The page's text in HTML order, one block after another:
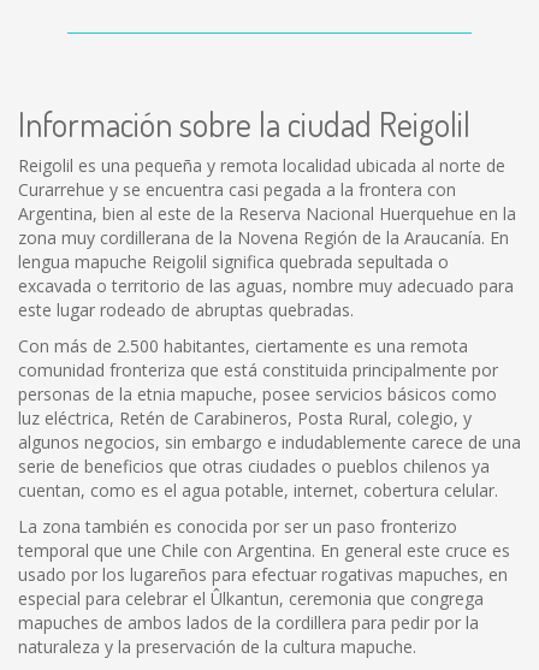
Información sobre la ciudad Reigolil
Reigolil es una pequeña y remota localidad ubicada al norte de
Curarrehue y se encuentra casi pegada a la frontera con
Argentina, bien al este de la Reserva Nacional Huerquehue en la
zona muy cordillerana de la Novena Región de la Araucanía. En
lengua mapuche Reigolil significa quebrada sepultada o
excavada o territorio de las aguas, nombre muy adecuado para
este lugar rodeado de abruptas quebradas.
Con más de 2.500 habitantes, ciertamente es una remota
comunidad fronteriza que está constituida principalmente por
personas de la etnia mapuche, posee servicios básicos como
luz eléctrica, Retén de Carabineros, Posta Rural, colegio, y
algunos negocios, sin embargo e indudablemente carece de una
serie de beneficios que otras ciudades o pueblos chilenos ya
cuentan, como es el agua potable, internet, cobertura celular.
La zona también es conocida por ser un paso fronterizo
temporal que une Chile con Argentina. En general este cruce es
usado por los lugareños para efectuar rogativas mapuches, en
especial para celebrar el Ûlkantun, ceremonia que congrega
mapuches de ambos lados de la cordillera para pedir por la
naturaleza y la preservación de la cultura mapuche.